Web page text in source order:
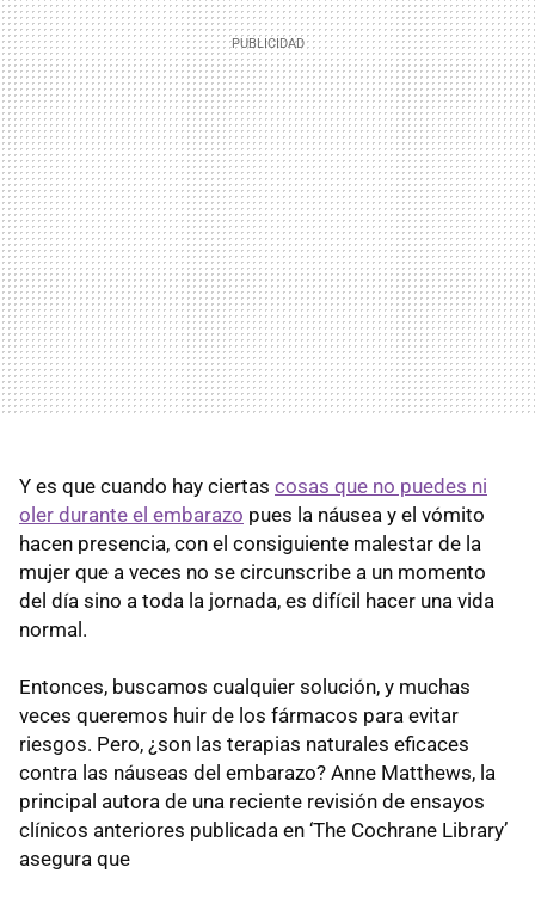
Y es que cuando hay ciertas cosas que no puedes ni
oler durante el embarazo pues la náusea y el vómito
hacen presencia, con el consiguiente malestar de la
mujer que a veces no se circunscribe a un momento
del día sino a toda la jornada, es difícil hacer una vida
normal.
Entonces, buscamos cualquier solución, y muchas
veces queremos huir de los fármacos para evitar
riesgos. Pero, ¿son las terapias naturales eficaces
contra las náuseas del embarazo? Anne Matthews, la
principal autora de una reciente revisión de ensayos
clínicos anteriores publicada en ‘The Cochrane Library’
asegura que